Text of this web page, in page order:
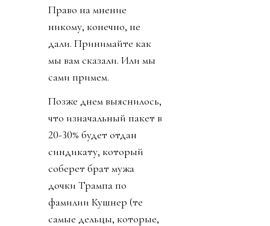
Право на мнение
никому, конечно, не
дали. Принимайте как
мы вам сказали. Или мы
сами примем.
Позже днем выяснилось,
что изначальный пакет в
20-30% будет отдан
синдикату, который
соберет брат мужа
дочки Трампа по
фамилии Кушнер (те
самые дельцы, которые,